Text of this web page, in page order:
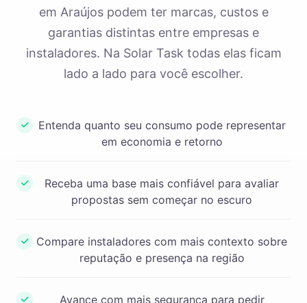
em Araújos podem ter marcas, custos e
garantias distintas entre empresas e
instaladores. Na Solar Task todas elas ficam
lado a lado para você escolher.
Entenda quanto seu consumo pode representar
em economia e retorno
Receba uma base mais confiável para avaliar
propostas sem começar no escuro
Compare instaladores com mais contexto sobre
reputação e presença na região
Avance com mais segurança para pedir